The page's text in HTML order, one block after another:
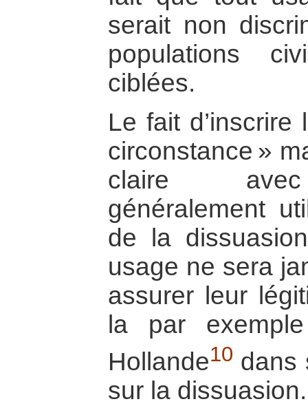
serait non
populations
ciblées.
Le fait
circonstance »
claire avec
généralement
de la
usage ne sera
assurer leur
la par
Hollande10 dans
sur la dissuasion.